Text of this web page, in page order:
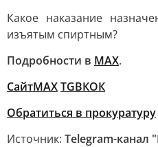
Какое наказание
изъятым спиртным?
Подробности в MAX.
СайтMAXТGВКОК
Обратиться в прокуратуру
Источник: Telegram-канал